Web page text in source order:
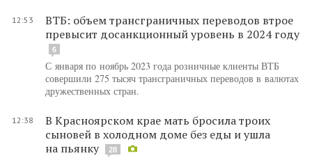
12:53
ВТБ: объем трансграничных переводов втрое
превысит досанкционный уровень в 2024 году
6
С января по ноябрь 2023 года розничные клиенты ВТБ
совершили 275 тысяч трансграничных переводов в валютах
дружественных стран.
12:38
В Красноярском крае мать бросила троих
сыновей в холодном доме без еды и ушла
на пьянку
28